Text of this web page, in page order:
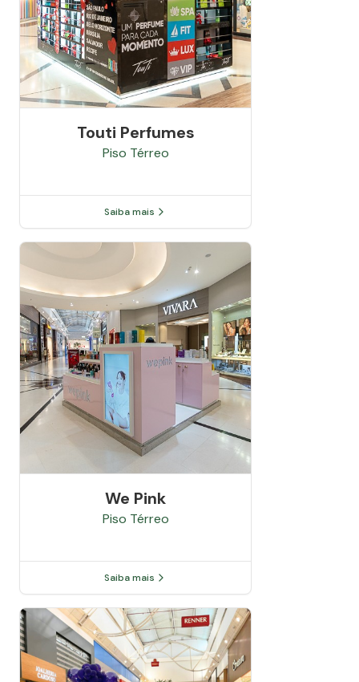
Touti Perfumes
Piso Térreo
Saiba mais
We Pink
Piso Térreo
Saiba mais